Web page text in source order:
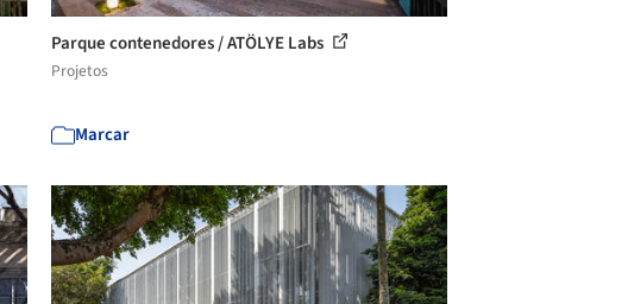
Parque contenedores / ATÖLYE Labs
Projetos
Marcar